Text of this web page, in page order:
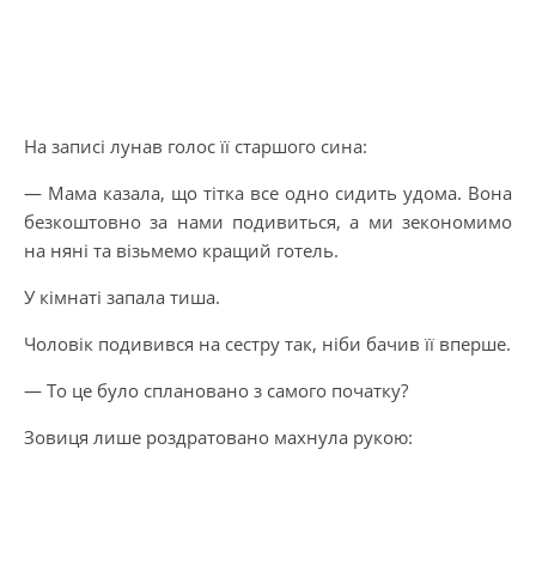
На записі лунав голос її старшого сина:
— Мама казала, що тітка все одно сидить удома. Вона
безкоштовно за нами подивиться, а ми зекономимо
на няні та візьмемо кращий готель.
У кімнаті запала тиша.
Чоловік подивився на сестру так, ніби бачив її вперше.
— То це було сплановано з самого початку?
Зовиця лише роздратовано махнула рукою: